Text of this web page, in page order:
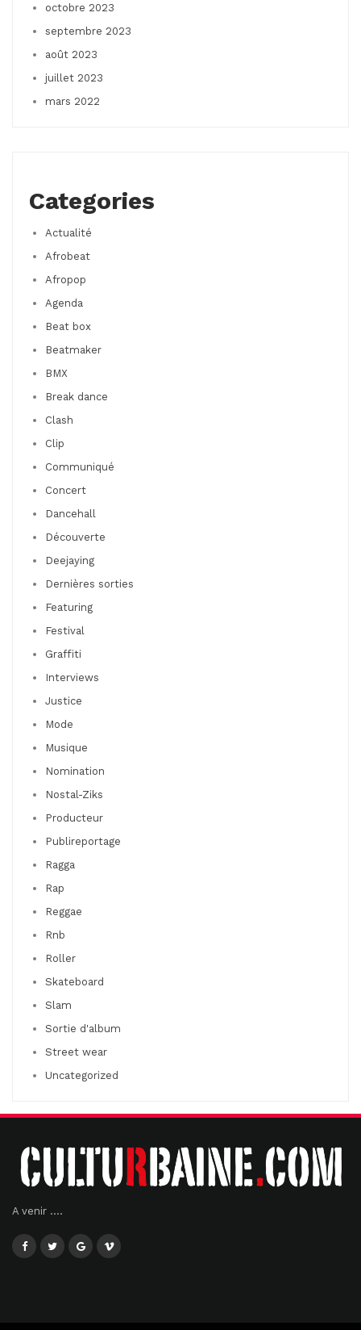
octobre 2023
septembre 2023
août 2023
juillet 2023
mars 2022
Categories
Actualité
Afrobeat
Afropop
Agenda
Beat box
Beatmaker
BMX
Break dance
Clash
Clip
Communiqué
Concert
Dancehall
Découverte
Deejaying
Dernières sorties
Featuring
Festival
Graffiti
Interviews
Justice
Mode
Musique
Nomination
Nostal-Ziks
Producteur
Publireportage
Ragga
Rap
Reggae
Rnb
Roller
Skateboard
Slam
Sortie d'album
Street wear
Uncategorized
A venir ....